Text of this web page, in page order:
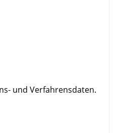
und Verfahrensdaten.